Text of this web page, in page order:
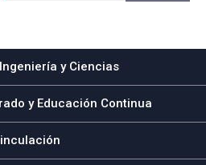
y Ciencias
y Educación Continua